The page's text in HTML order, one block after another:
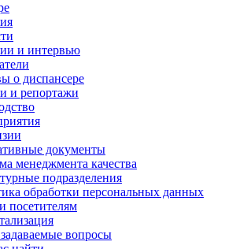
и интервью
о диспансере
и репортажи
документы
менеджмента качества
подразделения
обработки персональных данных
посетителям
вопросы